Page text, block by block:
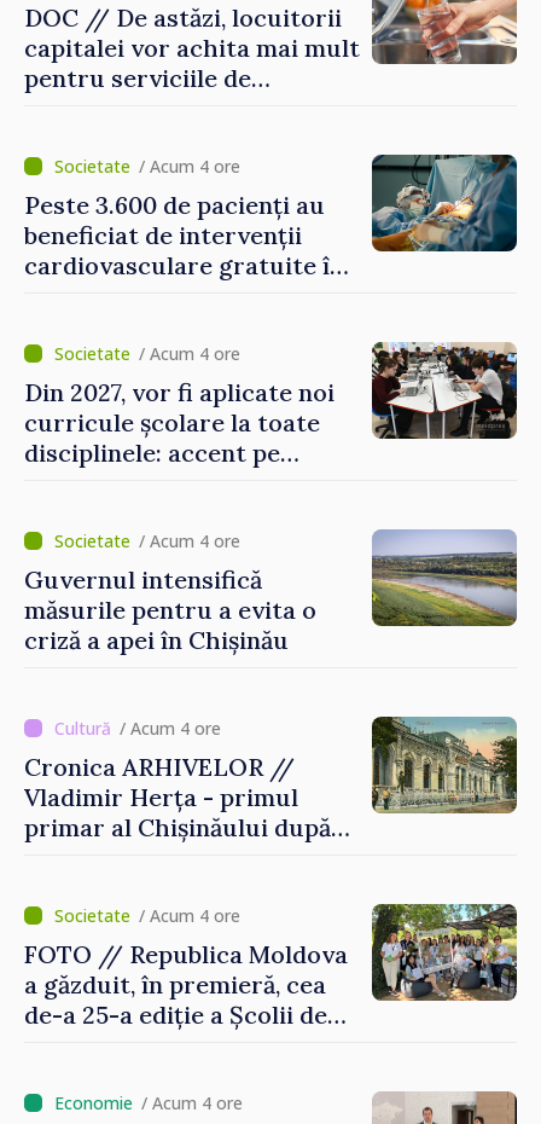
DOC // De astăzi, locuitorii
capitalei vor achita mai mult
pentru serviciile de
/ Acum 4 ore
Peste 3.600 de pacienți au
beneficiat de intervenții
cardiovasculare gratuite în
/ Acum 4 ore
Din 2027, vor fi aplicate noi
curricule școlare la toate
disciplinele: accent pe
situații reale/ Acum 4 ore
Guvernul intensifică
măsurile pentru a evita o
criză a apei în Chișinău
/ Acum 4 ore
Cronica ARHIVELOR //
Vladimir Herța - primul
primar al Chișinăului după
/ Acum 4 ore
FOTO // Republica Moldova
a găzduit, în premieră, cea
de-a 25-a ediție a Școlii de
/ Acum 4 ore